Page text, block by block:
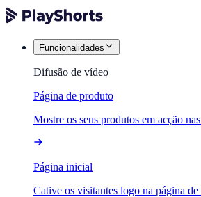
Funcionalidades
Difusão de vídeo
Página de produto
Mostre os seus produtos em acção
Página inicial
Cative os visitantes logo na página de